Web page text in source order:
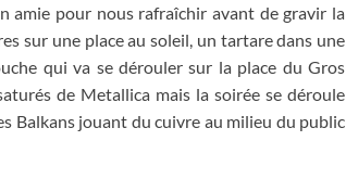
amie pour nous rafraîchir avant de gravir la
sur une place au soleil, un tartare dans une
qui va se dérouler sur la place du Gros
de Metallica mais la soirée se déroule
Balkans jouant du cuivre au milieu du public